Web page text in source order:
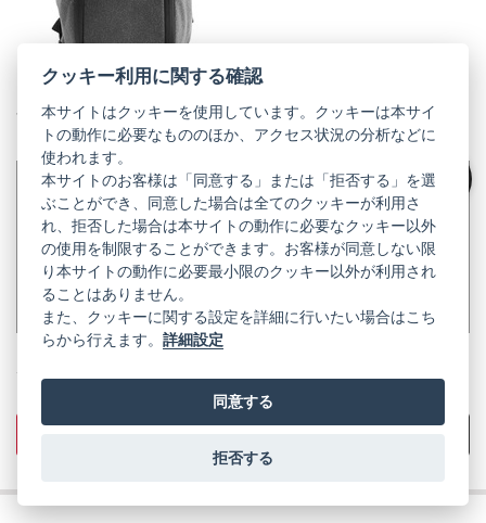
絞り込み
エブリデイラインの代表ともいえるエブリデイバックパックが、更
なる進化を遂げて V2 へアップデート
・従来の便利な機能はそのままに、ジッパーやMagLatch™クロージ
ャーなどを改良
・両サイドのジッパーからメインコンパートメントへアクセスでき、
バッグをおろさずに機材を取り出し可能
・バッグの外装には、100パーセントリサイクル素材の400Dナイロ
ンを採用
・15インチノートPCを収納可能
定
¥57,420
クッキー利用に関する確認
本サイトはクッキーを使用しています。クッキーは本サイ
トの動作に必要なもののほか、アクセス状況の分析などに
使われます。
本サイトのお客様は「同意する」または「拒否する」を選
ぶことができ、同意した場合は全てのクッキーが利用さ
れ、拒否した場合は本サイトの動作に必要なクッキー以外
の使用を制限することができます。お客様が同意しない限
り本サイトの動作に必要最小限のクッキー以外が利用され
ることはありません。
また、クッキーに関する設定を詳細に行いたい場合はこち
らから行えます。詳細設定
同意する
拒否する